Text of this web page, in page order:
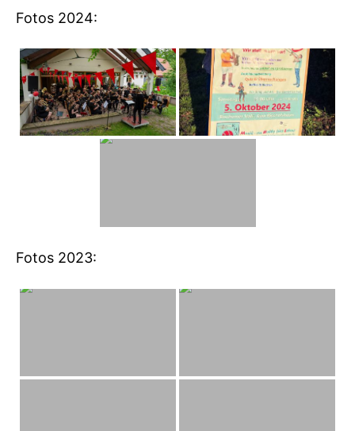
Fotos 2024:
Fotos 2023: